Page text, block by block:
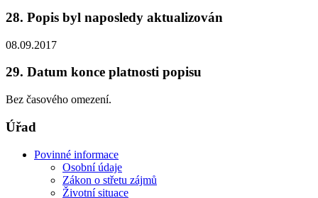
28. Popis byl naposledy aktualizován
08.09.2017
29. Datum konce platnosti popisu
Bez časového omezení.
Úřad
Povinné informace
Osobní údaje
Zákon o střetu zájmů
Životní situace